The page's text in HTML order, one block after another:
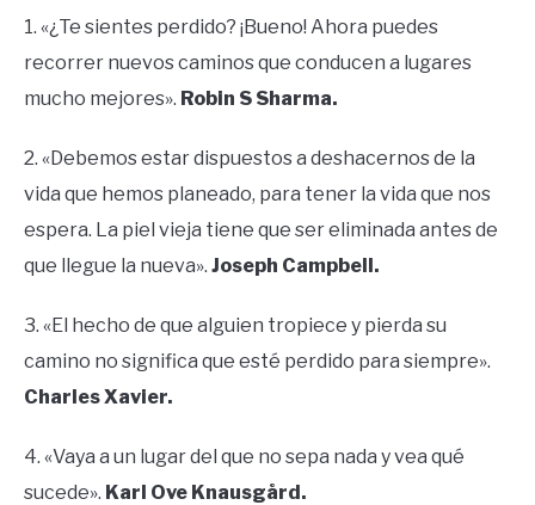
1. «¿Te sientes perdido? ¡Bueno! Ahora puedes
recorrer nuevos caminos que conducen a lugares
mucho mejores». Robin S Sharma.
2. «Debemos estar dispuestos a deshacernos de la
vida que hemos planeado, para tener la vida que nos
espera. La piel vieja tiene que ser eliminada antes de
que llegue la nueva». Joseph Campbell.
3. «El hecho de que alguien tropiece y pierda su
camino no significa que esté perdido para siempre».
Charles Xavier.
4. «Vaya a un lugar del que no sepa nada y vea qué
sucede». Karl Ove Knausgård.